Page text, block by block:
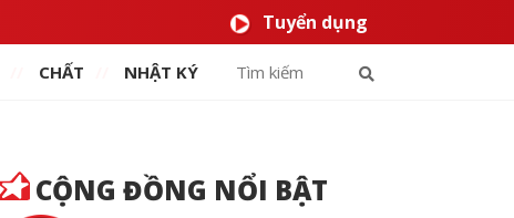
Tuyển dụng
CHẤT NHẬT KÝ
CỘNG ĐỒNG NỔI BẬT